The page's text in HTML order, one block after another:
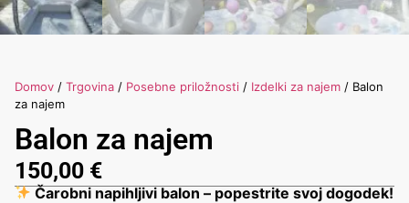
Domov / Trgovina / Posebne priložnosti / Izdelki za najem / Balon
za najem
Balon za najem
150,00 €
Čarobni napihljivi balon – popestrite svoj dogodek!